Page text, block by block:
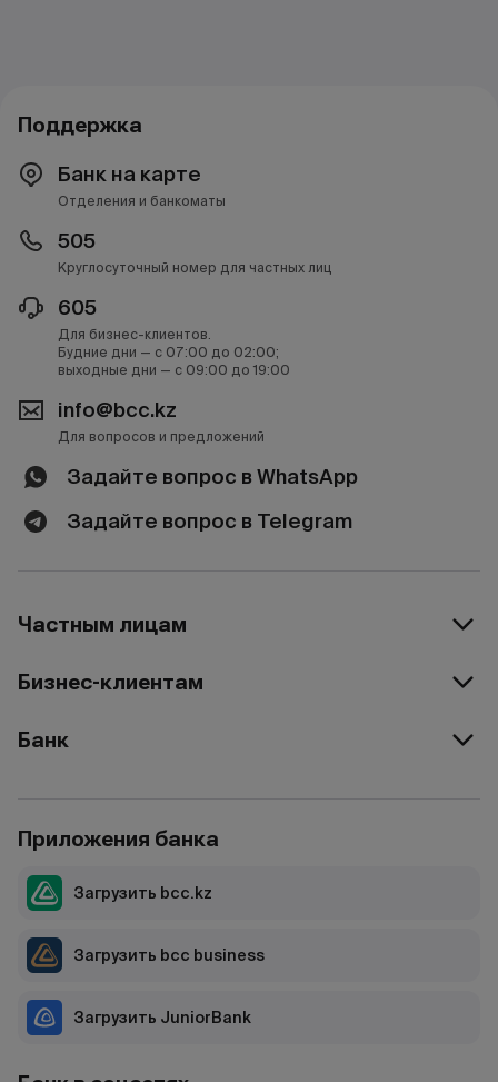
Поддержка
Банк на карте
Отделения и банкоматы
505
Круглосуточный номер для частных лиц
605
Для бизнес-клиентов.
Будние дни — с 07:00 до 02:00;
выходные дни — с 09:00 до 19:00
info@bcc.kz
Для вопросов и предложений
Задайте вопрос в WhatsApp
Задайте вопрос в Telegram
Частным лицам
Бизнес-клиентам
Банк
Приложения банка
Загрузить bcc.kz
Загрузить bcc business
Загрузить JuniorBank